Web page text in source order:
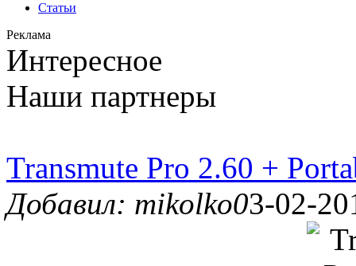
Статьи
Реклама
Интересное
Наши партнеры
Transmute Pro 2.60 +
Добавил: mikolko03-02-